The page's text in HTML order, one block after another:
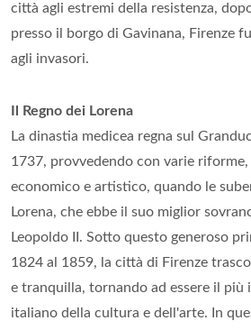
città agli estremi della resistenza,
presso il borgo di Gavinana, Firenze
agli invasori.
Il Regno dei Lorena
La dinastia medicea regna sul
1737, provvedendo con varie riforme,
economico e artistico, quando le
Lorena, che ebbe il suo miglior
Leopoldo II. Sotto questo generoso
1824 al 1859, la città di Firenze
e tranquilla, tornando ad essere il
italiano della cultura e dell'arte. In